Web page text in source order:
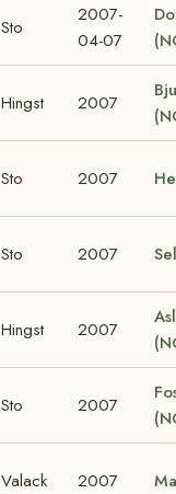
Sto
2007-
04-07
Hingst 2007
Sto 2007
Sto 2007
Hingst 2007
Sto 2007
Valack 2007